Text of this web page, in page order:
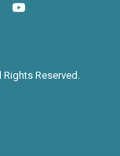
Rights Reserved.